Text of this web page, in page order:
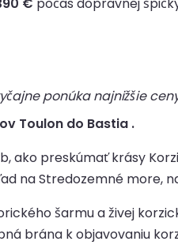
€ počas dopravnej
ponúka najnižšie
Toulon do Bastia .
preskúmať krásy
na Stredozemné more,
šarmu a živej
brána k objavovaniu